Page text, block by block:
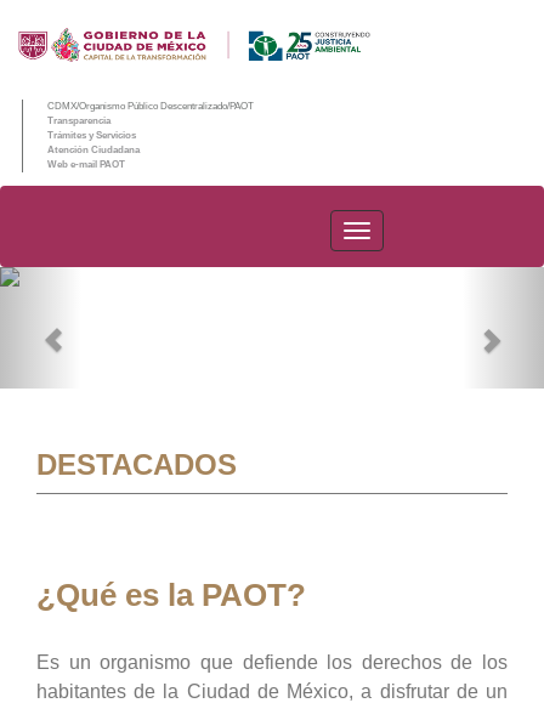
CDMX/Organismo Público Descentralizado/PAOT
Transparencia
Trámites y Servicios
Atención Ciudadana
Web e-mail PAOT
PAOT
DESTACADOS
¿Qué es la PAOT?
Es un organismo que defiende los derechos de los
habitantes de la Ciudad de México, a disfrutar de un